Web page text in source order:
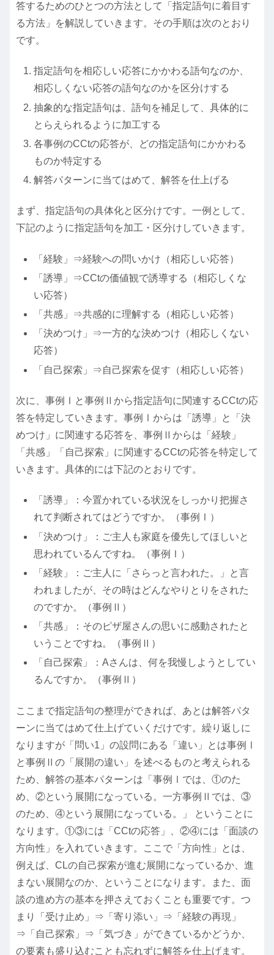
答するためのひとつの方法として「指定語句に着目す
る方法」を解説していきます。その手順は次のとおり
です。
指定語句を相応しい応答にかかわる語句なのか、
相応しくない応答の語句なのかを区分けする
抽象的な指定語句は、語句を補足して、具体的に
とらえられるように加工する
各事例のCCtの応答が、どの指定語句にかかわる
ものか特定する
解答パターンに当てはめて、解答を仕上げる
まず、指定語句の具体化と区分けです。一例として、
下記のように指定語句を加工・区分けしていきます。
「経験」⇒経験への問いかけ（相応しい応答）
「誘導」⇒CCtの価値観で誘導する（相応しくな
い応答）
「共感」⇒共感的に理解する（相応しい応答）
「決めつけ」⇒一方的な決めつけ（相応しくない
応答）
「自己探索」⇒自己探索を促す（相応しい応答）
次に、事例Ⅰと事例Ⅱから指定語句に関連するCCtの応
答を特定していきます。事例Ⅰからは「誘導」と「決
めつけ」に関連する応答を、事例Ⅱからは「経験」
「共感」「自己探索」に関連するCCtの応答を特定して
いきます。具体的には下記のとおりです。
「誘導」：今置かれている状況をしっかり把握さ
れて判断されてはどうですか。（事例Ⅰ）
「決めつけ」：ご主人も家庭を優先してほしいと
思われているんですね。（事例Ⅰ）
「経験」：ご主人に「さらっと言われた。」と言
われましたが、その時はどんなやりとりをされた
のですか。（事例Ⅱ）
「共感」：そのピザ屋さんの思いに感動されたと
いうことですね。（事例Ⅱ）
「自己探索」：Aさんは、何を我慢しようとしてい
るんですか。（事例Ⅱ）
ここまで指定語句の整理ができれば、あとは解答パタ
ーンに当てはめて仕上げていくだけです。繰り返しに
なりますが「問い1」の設問にある「違い」とは事例Ⅰ
と事例Ⅱの「展開の違い」を述べるものと考えられる
ため、解答の基本パターンは「事例Ⅰでは、①のた
め、②という展開になっている。一方事例Ⅱでは、③
のため、④という展開になっている。」 ということに
なります。①③には「CCtの応答」、②④には「面談の
方向性」を入れていきます。ここで「方向性」とは、
例えば、CLの自己探索が進む展開になっているか、進
まない展開なのか、ということになります。また、面
談の進め方の基本を押さえておくことも重要です。つ
まり「受け止め」⇒「寄り添い」⇒「経験の再現」
⇒「自己探索」⇒「気づき」ができているかどうか、
の要素も盛り込むことも忘れずに解答を仕上げます。